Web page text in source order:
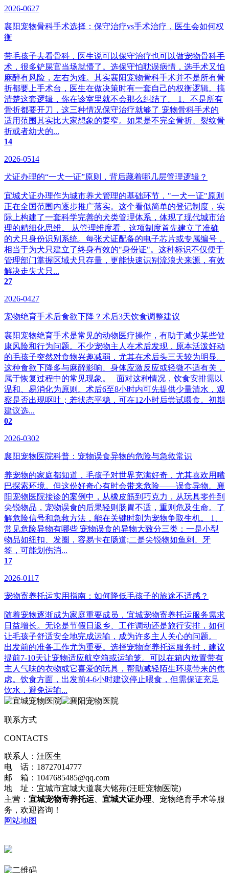
2026-0627
襄阳宠物骨科手术选择：保守治疗vs手术治疗，医生会如何权
衡
带毛孩子去看骨科，医生说可以保守治疗也可以做宠物骨科手
术，很多铲屎官当场就懵了。选保守怕耽误病情，选手术又怕
麻醉有风险，左右为难。其实襄阳宠物骨科手术并不是所有骨
折都要上手术台，医生在做决策时有一套自己的权衡逻辑。搞
清楚这套逻辑，你在诊室里就不会那么纠结了。 1、不是所有
骨折都要开刀，这三种情况保守治疗就够了‌ 宠物骨科手术的
适用范围其实比大家想象的要窄。如果是不完全骨折、裂纹骨
折或者幼犬的...
14
2026-0514
犬证办理的“一犬一证”原则，背后藏着哪几层管理逻辑？
宜城犬证办理作为城市养犬管理的基础环节，"一犬一证"原则
正在全国范围内逐步推广落实。这个看似简单的登记制度，实
际上构建了一套科学完善的犬类管理体系，体现了现代城市治
理的精细化思维。 从管理维度看，这项制度首先建立了准确
的犬只身份识别系统。每张犬证配备的电子芯片或专属编号，
相当于为犬只建立了终身有效的"身份证"。这种标识不仅便于
管理部门掌握区域犬只存量，更能快速识别流浪犬来源，有效
解决走失犬只...
27
2026-0427
宠物绝育手术后食欲下降？术后3天饮食调整建议
襄阳宠物绝育手术是常见的动物医疗操作，有助于减少某些健
康风险和行为问题。不少宠物主人在术后发现，原本活泼好动
的毛孩子突然对食物兴趣减弱，尤其在术后头三天较为明显。
这种食欲下降多与麻醉影响、身体应激反应或轻微不适有关，
属于恢复过程中的常见现象。 面对这种情况，饮食安排需以
温和、易消化为原则。术后6至8小时内可先提供少量清水，观
察是否出现呕吐；若状态平稳，可在12小时后尝试喂食。初期
建议选...
02
2026-0302
襄阳宠物医院科普：宠物误食异物的危险与急救常识
养宠物的家庭都知道，毛孩子对世界充满好奇，尤其喜欢用嘴
巴探索环境。但这份好奇心有时会带来危险——误食异物。襄
阳宠物医院接诊的案例中，从橡皮筋到巧克力，从玩具零件到
尖锐物品，宠物误食的后果轻则肠胃不适，重则危及生命。了
解危险信号和急救方法，能在关键时刻为宠物争取生机。 1、
常见危险异物有哪些 宠物误食的异物大致分三类：一是小型
物品如纽扣、发圈，容易卡在肠道;二是尖锐物如鱼刺、牙
签，可能划伤消...
17
2026-0117
宠物寄养托运实用指南：如何降低毛孩子的旅途不适感？
随着宠物逐渐成为家庭重要成员，宜城宠物寄养托运服务需求
日益增长。无论是节假日返乡、工作调动还是旅行安排，如何
让毛孩子舒适安全地完成运输，成为许多主人关心的问题。
出发前的准备工作尤为重要。选择宠物寄养托运服务时，建议
提前7-10天让宠物适应航空箱或运输笼。可以在箱内放置带有
主人气味的衣物或它喜爱的玩具，帮助减轻陌生环境带来的焦
虑。饮食方面，出发前4-6小时建议停止喂食，但需保证充足
饮水，避免运输...
联系方式
CONTACTS
联系人：汪医生
电 话：18727014777
邮 箱：1047685485@qq.com
地 址：宜城市宜城大道襄大铭苑(汪旺宠物医院)
主营： 宜城宠物寄养托运 宜城犬证办理 、宠物绝育手术等服
务，欢迎咨询！
网站地图